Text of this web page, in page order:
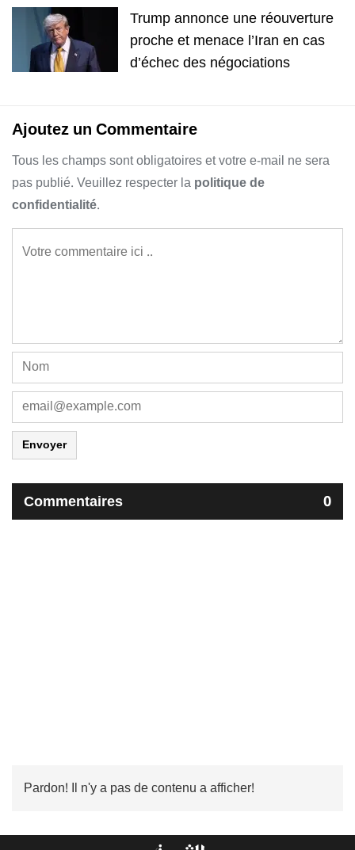
Trump annonce une réouverture
proche et menace l’Iran en cas
d’échec des négociations
Ajoutez un Commentaire
Tous les champs sont obligatoires et votre e-mail ne sera
pas publié. Veuillez respecter lapolitique de
confidentialité.
Envoyer
Commentaires 0
Pardon! Il n'y a pas de contenu a afficher!